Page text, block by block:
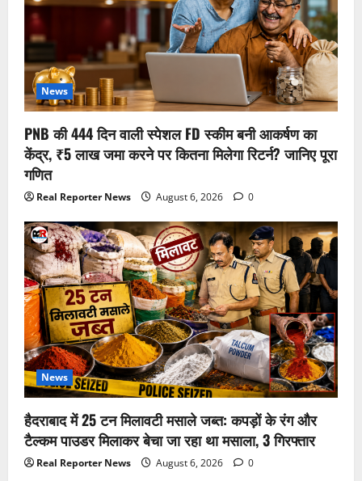
News
PNB की 444 दिन वाली स्पेशल FD स्कीम बनी आकर्षण का
केंद्र, ₹5 लाख जमा करने पर कितना मिलेगा रिटर्न? जानिए पूरा
गणित
Real Reporter News August 6, 2026 0
News
हैदराबाद में 25 टन मिलावटी मसाले जब्त: कपड़ों के रंग और
टैल्कम पाउडर मिलाकर बेचा जा रहा था मसाला, 3 गिरफ्तार
Real Reporter News August 6, 2026 0